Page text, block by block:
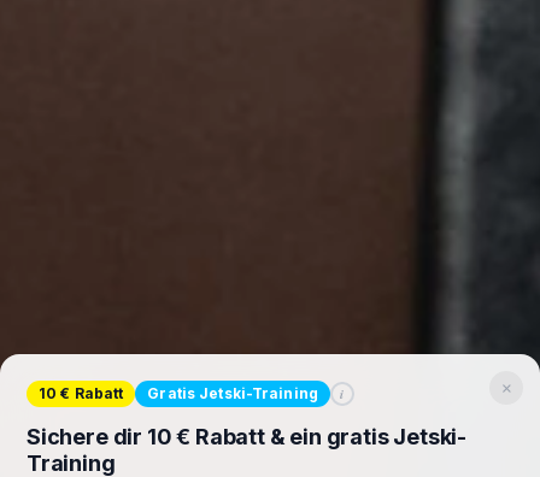
×
10 € Rabatt Gratis Jetski-Training i
Sichere dir 10 € Rabatt & ein gratis Jetski-
Training